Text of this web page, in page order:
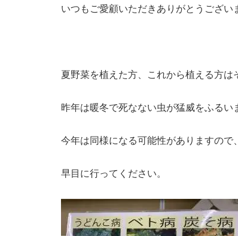
いつもご愛顧いただきありがとうござい
夏野菜を植えた方、これから植える方は
昨年は暖冬で死なない虫が猛威をふるい
今年は同様になる可能性がありますので
早目に行ってください。